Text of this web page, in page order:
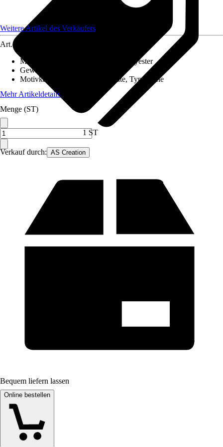
Verkauf durch: AS Creation
Weitere Artikel des Verkäufers
Art.-Nr.
Material Leinwand
Baumwolle, Polyester
Gewicht
Motivkategorie
Sprüche & Zitate, Typografie
Mehr Artikeldetails
Menge (ST)
1 ST
Bequem liefern lassen
Online bestellen